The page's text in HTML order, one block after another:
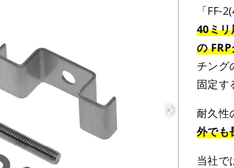
「FF-
40ミ
の
チング
固定す
耐久性
外でも
当社で